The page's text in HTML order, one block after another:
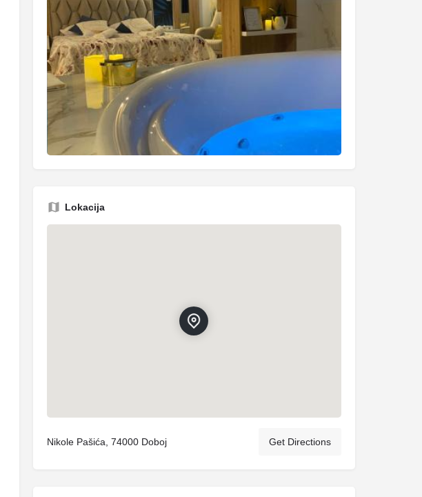
Lokacija
Nikole Pašića, 74000 Doboj Get Directions